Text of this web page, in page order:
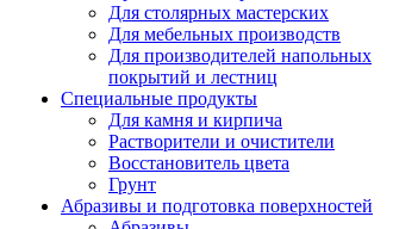
Для столярных мастерских
Для мебельных производств
Для производителей напольных
покрытий и лестниц
Специальные продукты
Для камня и кирпича
Растворители и очистители
Восстановитель цвета
Грунт
Абразивы и подготовка поверхностей